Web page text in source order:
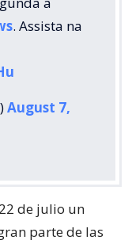
. Assista na
August 7,
de julio un
parte de las